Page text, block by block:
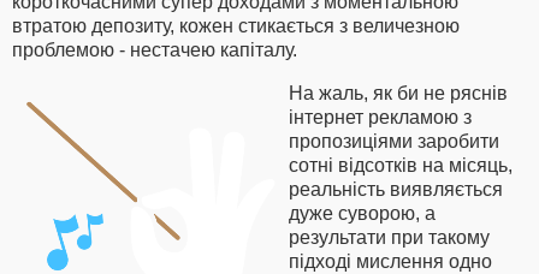
втратою депозиту, кожен стикається з величезною
проблемою - нестачею капіталу.
На жаль, як би не ряснів
інтернет рекламою з
пропозиціями заробити
сотні відсотків на місяць,
реальність виявляється
дуже суворою, а
результати при такому
підході мислення одно